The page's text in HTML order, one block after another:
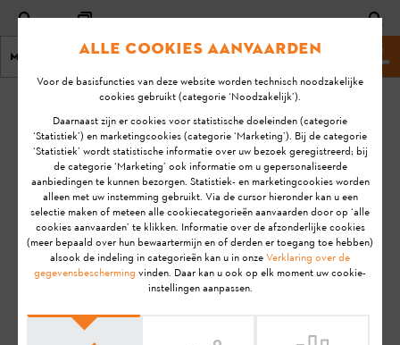
Menu Stihl website
STIHL connected
Veel gestelde vragen
over het digitale systeem
STIHL connected
connected, waarmee je je machinepark kan
Alle cookies aanvaarden
Voor de basisfuncties van deze website worden technisch noodzakelijke
cookies gebruikt (categorie ‘Noodzakelijk’).
Daarnaast zijn er cookies voor statistische doeleinden (categorie
‘Statistiek’) en marketingcookies (categorie ‘Marketing’). Bij de categorie
‘Statistiek’ wordt statistische informatie over uw bezoek geregistreerd; bij
de categorie ‘Marketing’ ook informatie om u gepersonaliseerde
aanbiedingen te kunnen bezorgen. Statistiek- en marketingcookies worden
alleen met uw instemming gebruikt. Via de cursor hieronder kan u een
selectie maken of meteen alle cookiecategorieën aanvaarden door op ‘alle
cookies aanvaarden’ te klikken. Informatie over de afzonderlijke cookies
(meer bepaald over hun bewaartermijn en of derden er toegang toe hebben)
alsook de indeling in categorieën kan u in onzeVerklaring over de
gegevensbescherming vinden. Daar kan u ook op elk moment uw cookie-
instellingen aanpassen.